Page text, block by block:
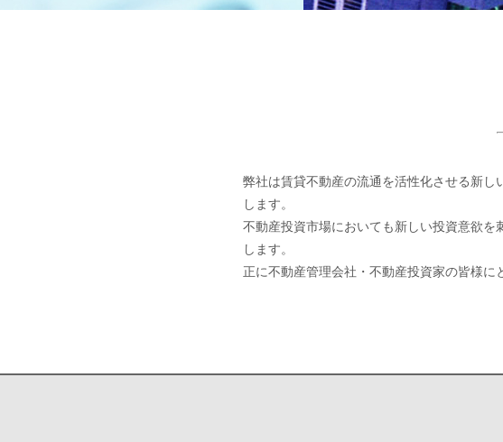
弊社は賃貸不動産の流通を活性化させる新
します。
不動産投資市場においても新しい投資意欲
します。
正に不動産管理会社・不動産投資家の皆様に